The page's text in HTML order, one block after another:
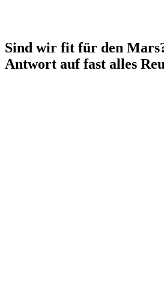
Sind wir fit für den
Antwort auf fast alles